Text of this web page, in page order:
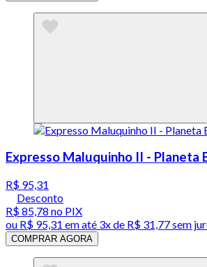
Expresso Maluquinho II - Planeta
R$ 95,31
Desconto
R$ 85,78 no PIX
ou R$ 95,31 em até 3x de R$ 31,77 sem
COMPRAR AGORA